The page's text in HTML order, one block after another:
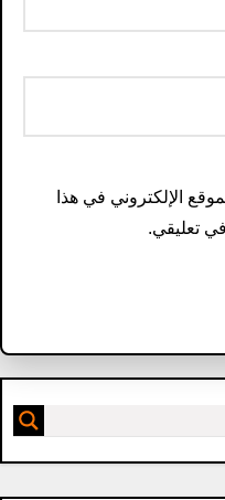
الإلكتروني في هذا
في تعليقي.